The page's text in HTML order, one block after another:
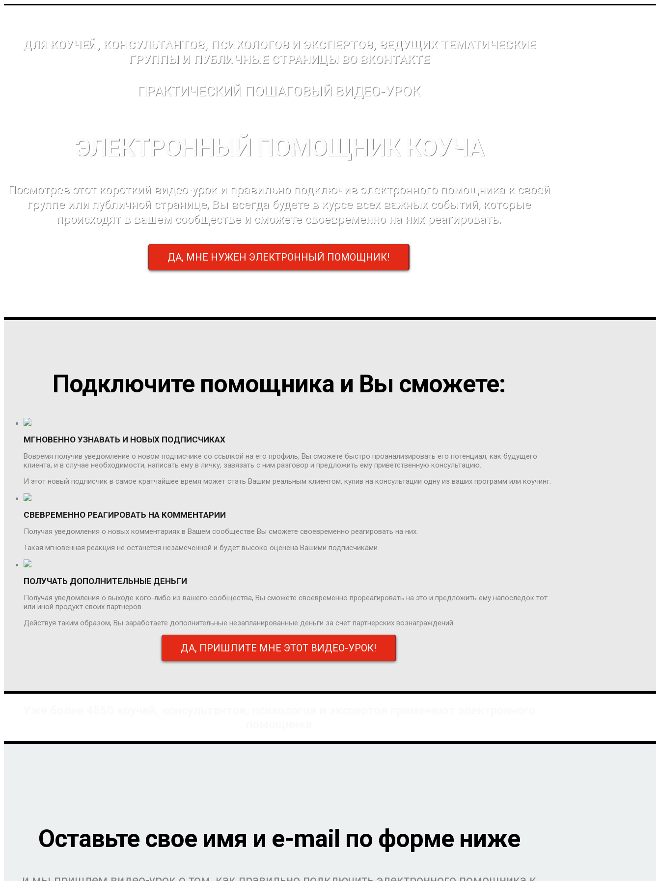
ДЛЯ КОУЧЕЙ, КОНСУЛЬТАНТОВ, ПСИХОЛОГОВ И ЭКСПЕРТОВ, ВЕДУЩИХ ТЕМАТИЧЕСКИЕ
ГРУППЫ И ПУБЛИЧНЫЕ СТРАНИЦЫ ВО ВКОНТАКТЕ
ПРАКТИЧЕСКИЙ ПОШАГОВЫЙ ВИДЕО-УРОК
ЭЛЕКТРОННЫЙ ПОМОЩНИК КОУЧА
Посмотрев этот короткий видео-урок и правильно подключив электронного помощника к своей
группе или публичной странице, Вы всегда будете в курсе всех важных событий, которые
происходят в вашем сообществе и сможете своевременно на них реагировать.
ДА, МНЕ НУЖЕН ЭЛЕКТРОННЫЙ ПОМОЩНИК!
Подключите помощника и Вы сможете:
МГНОВЕННО УЗНАВАТЬ И НОВЫХ ПОДПИСЧИКАХ
Вовремя получив уведомление о новом подписчике со ссылкой на его профиль, Вы сможете быстро проанализировать его потенциал, как будущего
клиента, и в случае необходимости, написать ему в личку, завязать с ним разговор и предложить ему приветственную консультацию.
И этот новый подписчик в самое кратчайшее время может стать Вашим реальным клиентом, купив на консультации одну из ваших программ или коучинг.
СВЕВРЕМЕННО РЕАГИРОВАТЬ НА КОММЕНТАРИИ
Получая уведомления о новых комментариях в Вашем сообществе Вы сможете своевременно реагировать на них.
Такая мгновенная реакция не останется незамеченной и будет высоко оценена Вашими подписчиками
ПОЛУЧАТЬ ДОПОЛНИТЕЛЬНЫЕ ДЕНЬГИ
Получая уведомления о выходе кого-либо из вашего сообщества, Вы сможете своевременно прореагировать на это и предложить ему напоследок тот
или иной продукт своих партнеров.
Действуя таким образом, Вы заработаете дополнительные незапланированные деньги за счет партнерских вознаграждений.
ДА, ПРИШЛИТЕ МНЕ ЭТОТ ВИДЕО-УРОК!
Оставьте свое имя и e-mail по форме ниже